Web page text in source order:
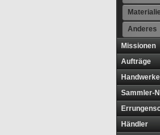
Anderes
Missionen
Aufträge
Sammler-
Händler